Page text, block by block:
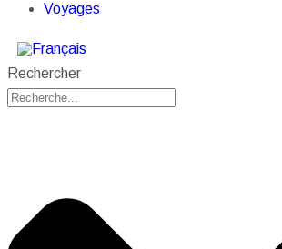
Voyages
Rechercher